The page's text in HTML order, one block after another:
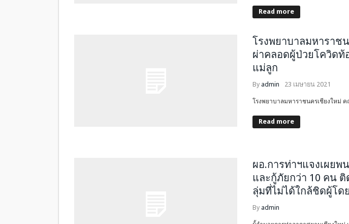
Read more
โรงพยาบาลมหาราช
ผ่าคลอดผู้ป่วยโควิดท้
แม่ลูก
By admin 23 เมษายน 2021
โรงพยาบาลมหาราชนครเชียงใหม่
Read more
ผอ.การท่าฯแจงเผยพ
และกู้ภัยกว่า 10 คน
ลุ่มที่ไม่ได้ใกล้ชิดผู้โด
By admin